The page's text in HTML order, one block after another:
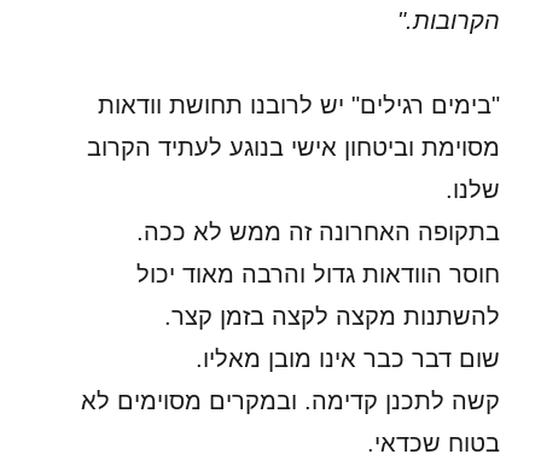
הקרובות."
"בימים רגילים" יש לרובנו תחושת וודאות
מסוימת וביטחון אישי בנוגע לעתיד הקרוב
שלנו.
בתקופה האחרונה זה ממש לא ככה.
חוסר הוודאות גדול והרבה מאוד יכול
להשתנות מקצה לקצה בזמן קצר.
שום דבר כבר אינו מובן מאליו.
קשה לתכנן קדימה. ובמקרים מסוימים לא
בטוח שכדאי.